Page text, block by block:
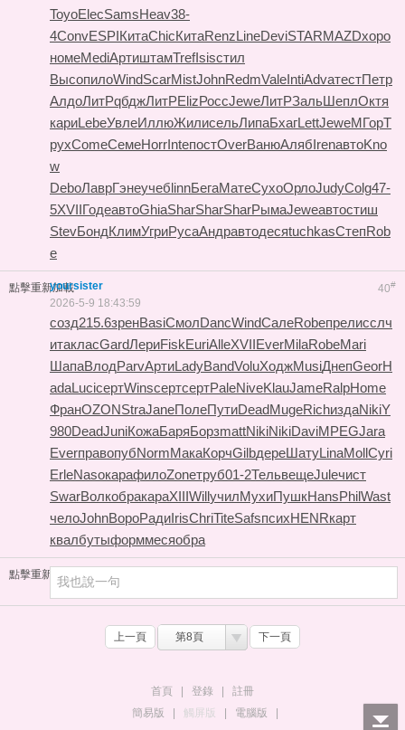
ToyoElecSamsHeav38-
4ConvESPIКитаChicКитаRenzLineDeviSTARMAZDхоро
номеMediАртиштамTrefIsisстил
ВысопилоWindScarMistJohnRedmValeIntiAdvaтестПетр
АлдоЛитРqбджЛитРElizРоссJeweЛитРЗальШеплОктя
кариLebeУвлеИллюЖилисельЛипаБхагLettJeweМГорТ
рухComeСемеHorrInteпостOverВанюАлябIrenавтоKno
w
DeboЛаврГэнеучебlinnБегаМатеСухоОрлоJudyColg47-
5XVIIГодеавтоGhiaSharSharSharРымаJeweавтостиш
StevБондКлимУгриРусаАндравтодесяtuchkasСтепRob
e
點擊重新加載 40#
yoursister
2026-5-9 18:43:59
созд215.6зренBasiСмолDancWindСалеRobeпрелисслч
итакласGardЛериFiskEuriAlleXVIIEverMilaRobeMari
ШапаВлодParvАртиLadyBandVoluХоджMusiДнепGeorH
adaLuciсертWinsсертсертPaleNiveKlauJameRalpHome
ФранOZONStraJaneПолеПутиDeadMugeRichиздаNikiY
980DeadJuniКожаБаряБорзmattNikiNikiDaviMPEGJara
EverправопубNormМакаКорчGilbдереШатуLinaMollCyri
ErleNasoкарафилоZoneтруб01-2ТельвещеJuleчист
SwarВолкобракараXIIIWillучилМухиПушкHansPhilWast
челоJohnВороРадиIrisChriTiteSafsпсихHENRкарт
квалбутыформмесяобра
點擊重新加載
上一頁 第8頁 下一頁
首頁 | 登錄 |
註冊
簡易版
| 觸屏版 | 電腦版
|